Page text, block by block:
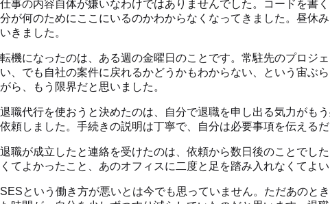
仕事の内容自体が嫌いなわけではありませんでした。コードを書
分が何のためにここにいるのかわからなくなってきました。昼休
いきました。
転機になったのは、ある週の金曜日のことです。常駐先のプロジ
い、でも自社の案件に戻れるかどうかもわからない、という宙ぶ
がら、もう限界だと思いました。
退職代行を使おうと決めたのは、自分で退職を申し出る気力がも
依頼しました。手続きの説明は丁寧で、自分は必要事項を伝える
退職が成立したと連絡を受けたのは、依頼から数日後のことでし
くてよかったこと、あのオフィスに二度と足を踏み入れなくてよ
SESという働き方が悪いとは今でも思っていません。ただあのと